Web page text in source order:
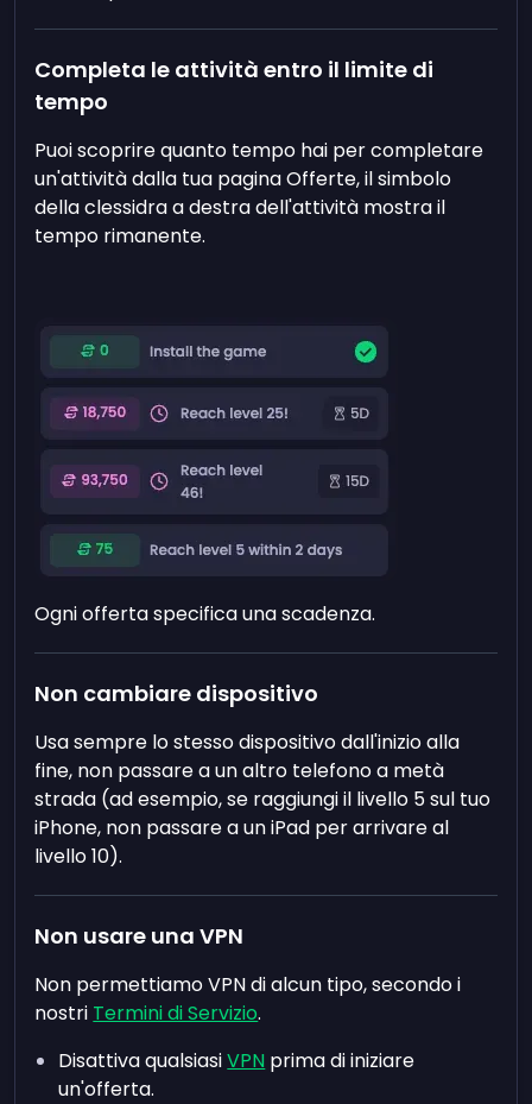
Completa le attività entro il limite di
tempo
Puoi scoprire quanto tempo hai per completare
un'attività dalla tua pagina Offerte, il simbolo
della clessidra a destra dell'attività mostra il
tempo rimanente.
Ogni offerta specifica una scadenza.
Non cambiare dispositivo
Usa sempre lo stesso dispositivo dall'inizio alla
fine, non passare a un altro telefono a metà
strada (ad esempio, se raggiungi il livello 5 sul tuo
iPhone, non passare a un iPad per arrivare al
livello 10).
Non usare una VPN
Non permettiamo VPN di alcun tipo, secondo i
nostri Termini di Servizio.
Disattiva qualsiasiVPN prima di iniziare
un'offerta.